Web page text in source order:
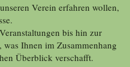
Verein erfahren wollen,
bis hin zur
Ihnen im Zusammenhang
Überblick verschafft.